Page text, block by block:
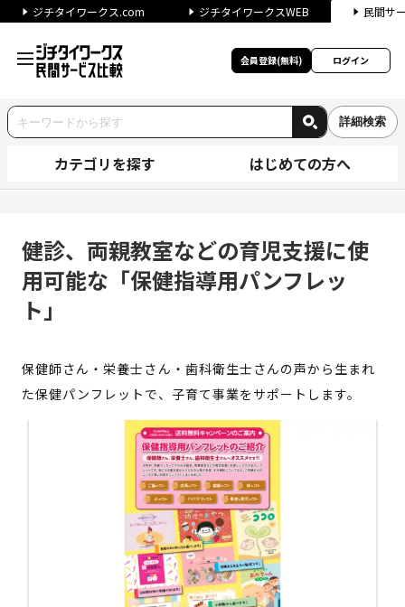
ジチタイワークス.com ジチタイワークスWEB 民間サ
会員登録(無料) ログイン
詳細検索
カテゴリを探す はじめての方へ
健診、両親教室などの育児支援に使
用可能な「保健指導用パンフレッ
ト」
保健師さん・栄養士さん・歯科衛生士さんの声から生まれ
た保健パンフレットで、子育て事業をサポートします。